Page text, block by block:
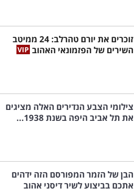
זוכרים את יורם טהרלב: 24 ממיטב
השירים של הפזמונאי האהוב
צילומי הצבע הנדירים האלה מציגים
את תל אביב היפה בשנת 1938...
הבן של הזמר המפורסם הזה ידהים
אתכם בביצוע לשיר דיסני אהוב